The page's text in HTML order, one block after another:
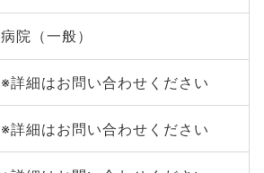
病院（一般）
※詳細はお問い合わせください
※詳細はお問い合わせください